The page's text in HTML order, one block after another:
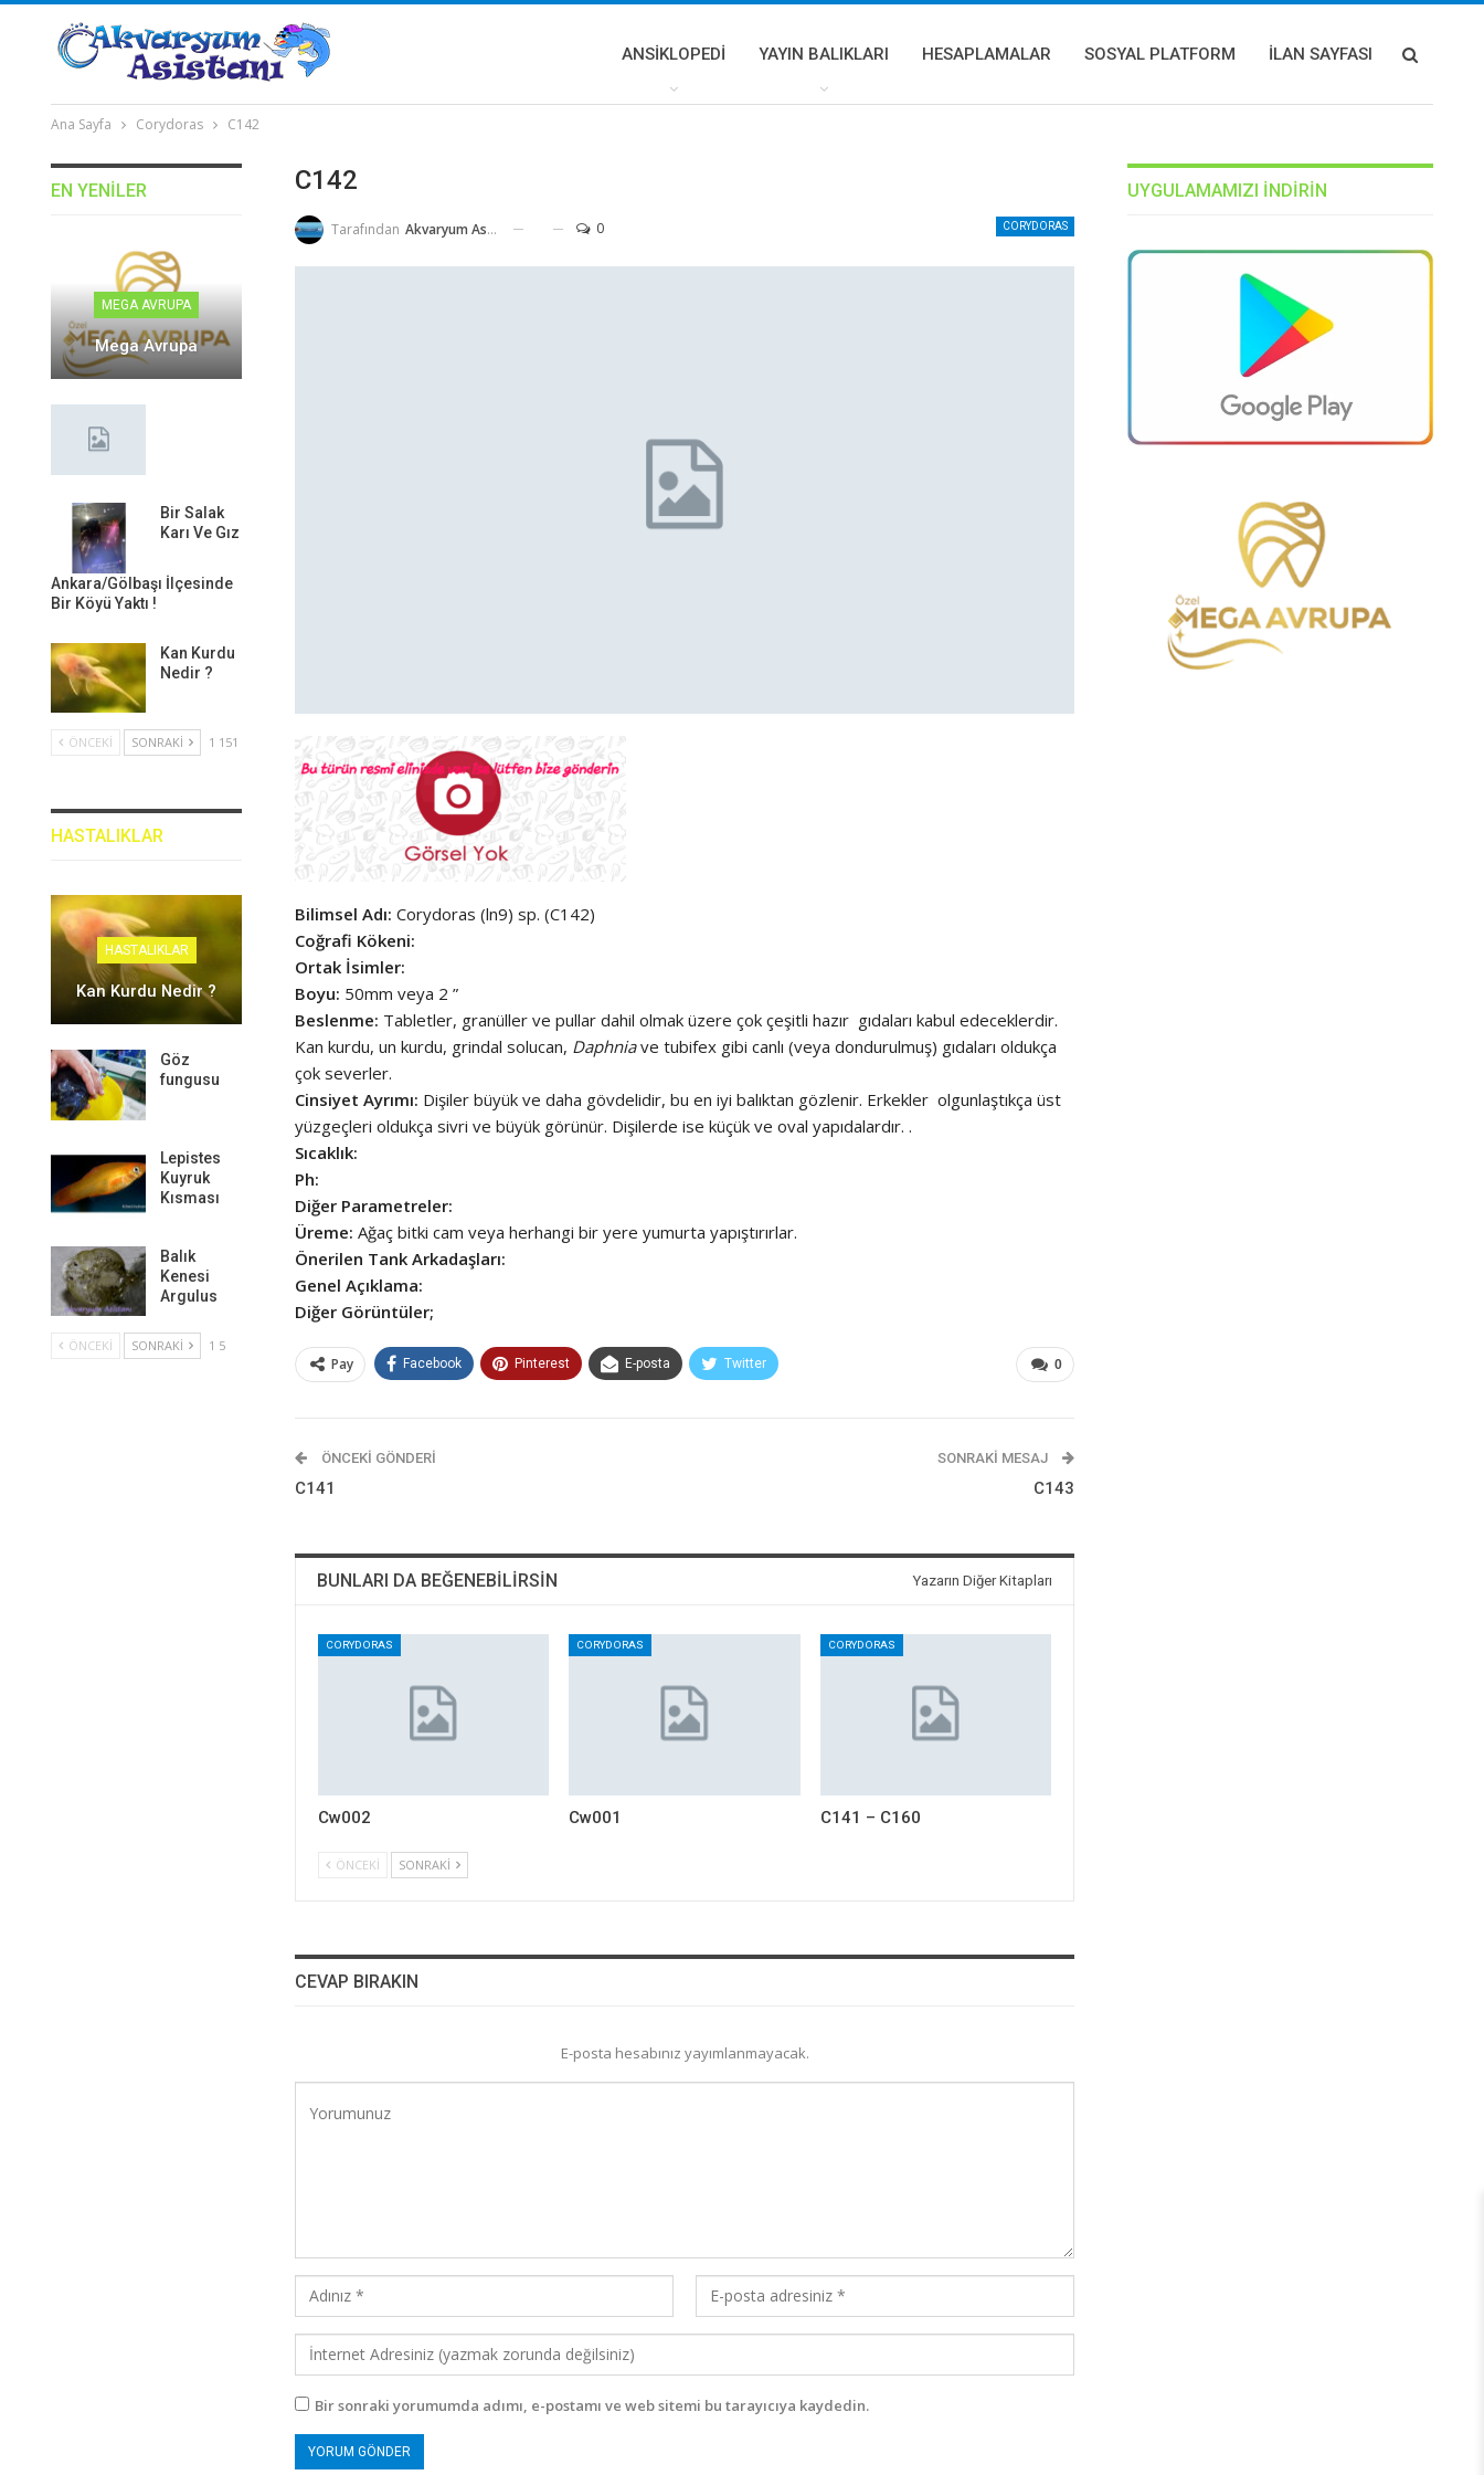
ANSIKLOPEDI YAYIN BALIKLARI HESAPLAMALAR SOSYAL PLATFORM İLAN SAYFASI
Ana Sayfa Corydoras C142
C142
CORYDORAS
Tarafından Akvaryum Asistanı 0
Bilimsel Adı: Corydoras (ln9) sp. (C142)
Coğrafi Kökeni:
Ortak İsimler:
Boyu: 50mm veya 2 ”
Beslenme: Tabletler, granüller ve pullar dahil olmak üzere çok çeşitli hazır gıdaları kabul edeceklerdir.
Kan kurdu, un kurdu, grindal solucan, Daphniave tubifex gibi canlı (veya dondurulmuş) gıdaları oldukça
çok severler.
Cinsiyet Ayrımı: Dişiler büyük ve daha gövdelidir, bu en iyi balıktan gözlenir. Erkekler olgunlaştıkça üst
yüzgeçleri oldukça sivri ve büyük görünür. Dişilerde ise küçük ve oval yapıdalardır. .
Sıcaklık:
Ph:
Diğer Parametreler:
Üreme: Ağaç bitki cam veya herhangi bir yere yumurta yapıştırırlar.
Önerilen Tank Arkadaşları:
Genel Açıklama:
Diğer Görüntüler;
0
Pay Facebook Pinterest E-posta Twitter
ÖNCEKI GÖNDERI
C141
SONRAKI MESAJ
C143
BUNLARI DA BEĞENEBILIRSIN Yazarın Diğer Kitapları
CORYDORAS
Cw002
CORYDORAS
Cw001
CORYDORAS
C141 – C160
ÖNCEKI SONRAKI
CEVAP BIRAKIN
E-posta hesabınız yayımlanmayacak.
Bir sonraki yorumumda adımı, e-postamı ve web sitemi bu tarayıcıya kaydedin.
UYGULAMAMIZI INDIRIN
EN YENILER
MEGA AVRUPA
Mega Avrupa
Bir Salak
Karı Ve Gız
Ankara/Gölbaşı İlçesinde
Bir Köyü Yaktı !
Kan Kurdu
Nedir ?
ÖNCEKI SONRAKI 1 151
HASTALIKLAR
HASTALIKLAR
Kan Kurdu Nedir ?
Göz
fungusu
Lepistes
Kuyruk
Kısması
Balık
Kenesi
Argulus
ÖNCEKI SONRAKI 1 5